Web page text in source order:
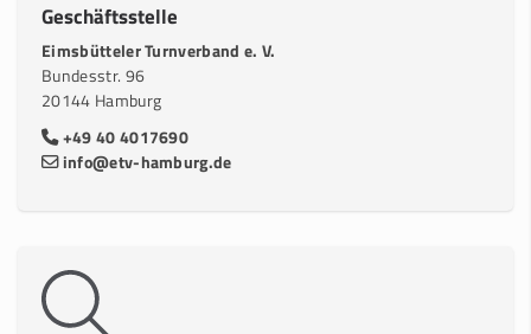
Geschäftsstelle
Eimsbütteler Turnverband e. V.
Bundesstr. 96
20144 Hamburg
+49 40 4017690
info@etv-hamburg.de